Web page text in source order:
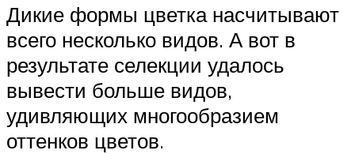
Дикие формы цветка насчитывают
всего несколько видов. А вот в
результате селекции удалось
вывести больше видов,
удивляющих многообразием
оттенков цветов.